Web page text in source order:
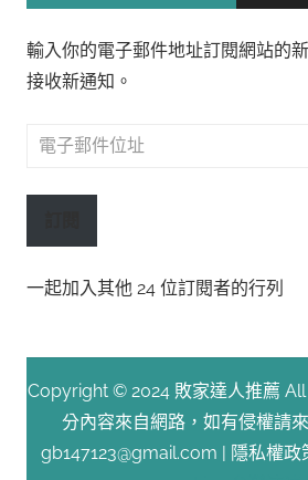
輸入你的電子郵件地址訂閱網站的
接收新通知。
電
郵
址
一起加入其他 24 位訂閱者的行列
Copyright © 2024 敗家達人推薦
分內容來自網路，如有侵權請
gb147123@gmail.com |
隱私權政